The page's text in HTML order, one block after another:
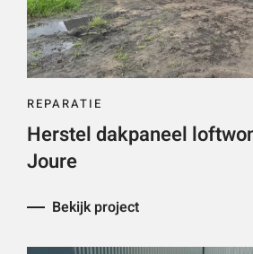
REPARATIE
Herstel dakpaneel
Joure
Bekijk project